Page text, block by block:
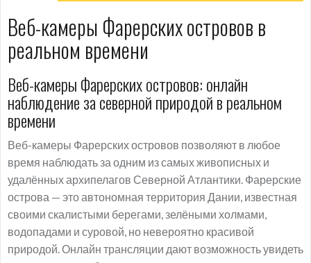
Веб-камеры Фарерских островов в
реальном времени
Веб-камеры Фарерских островов: онлайн
наблюдение за северной природой в реальном
времени
Веб-камеры Фарерских островов позволяют в любое
время наблюдать за одним из самых живописных и
удалённых архипелагов Северной Атлантики. Фарерские
острова — это автономная территория Дании, известная
своими скалистыми берегами, зелёными холмами,
водопадами и суровой, но невероятно красивой
природой. Онлайн трансляции дают возможность увидеть